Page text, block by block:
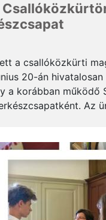
a csallóközkürti
20-án
a korábban működő
Az